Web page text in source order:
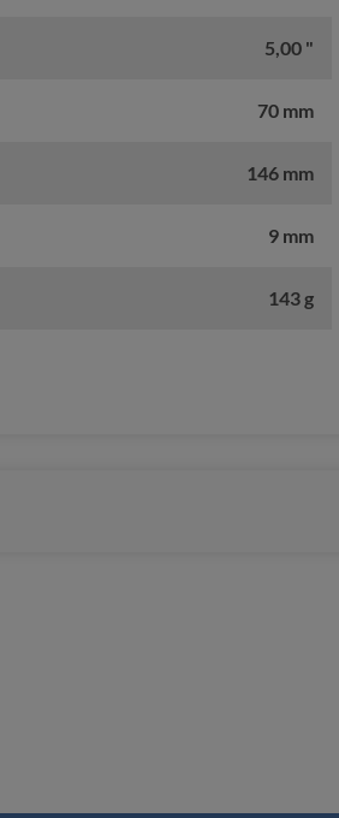
5,00 "
70 mm
146 mm
9 mm
143 g